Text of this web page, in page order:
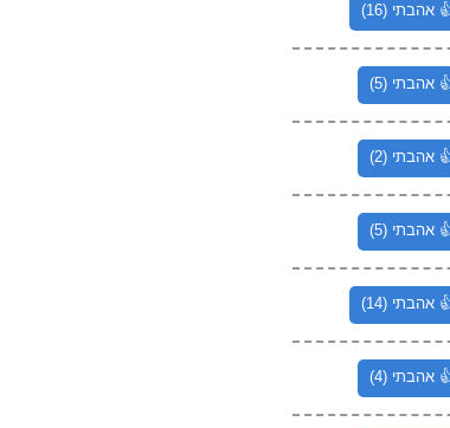
אהבתי (16)
אהבתי (5)
אהבתי (2)
אהבתי (5)
אהבתי (14)
אהבתי (4)